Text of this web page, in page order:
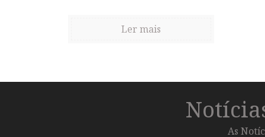
Ler mais
As